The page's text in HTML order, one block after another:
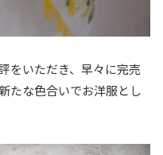
をいただき、早々に完売
たな色合いでお洋服とし